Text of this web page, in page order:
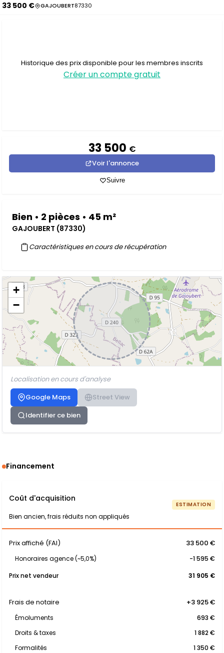
33 500 € GAJOUBERT87330
Historique des prix disponible pour les membres inscrits
Créer un compte gratuit
33 500 €
Voir l'annonce
Suivre
Bien • 2 pièces • 45 m²
GAJOUBERT (87330)
Caractéristiques en cours de récupération
+
−
Localisation en cours d'analyse
Google Maps
Street View
Identifier ce bien
Financement
Coût d'acquisition
Bien ancien, frais réduits non appliqués
ESTIMATION
Prix affiché (FAI) 33 500 €
Honoraires agence (~5,0%)
-1 595 €
Prix net vendeur
31 905 €
Frais de notaire +3 925 €
Émoluments
693 €
Droits & taxes
1 882 €
Formalités
1 350 €